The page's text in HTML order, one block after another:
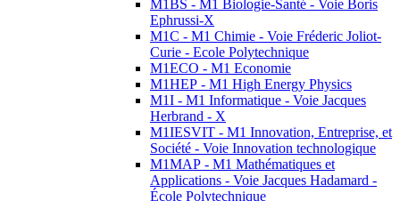
M1BS - M1 Biologie-Santé - Voie Boris
Ephrussi-X
M1C - M1 Chimie - Voie Fréderic Joliot-
Curie - Ecole Polytechnique
M1ECO - M1 Economie
M1HEP - M1 High Energy Physics
M1I - M1 Informatique - Voie Jacques
Herbrand - X
M1IESVIT - M1 Innovation, Entreprise, et
Société - Voie Innovation technologique
M1MAP - M1 Mathématiques et
Applications - Voie Jacques Hadamard -
École Polytechnique